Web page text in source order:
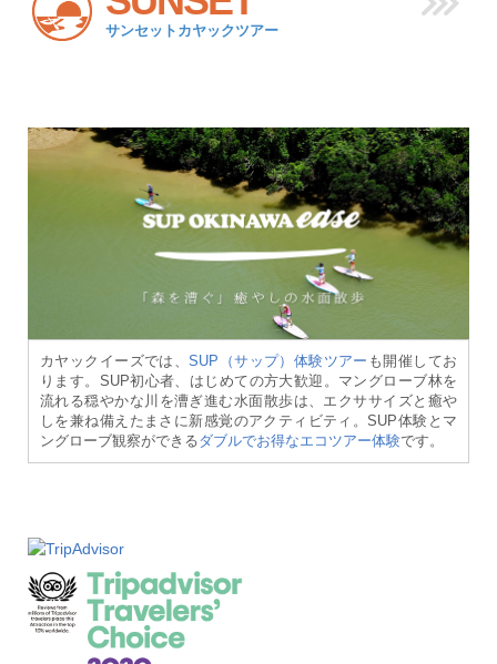
サンセットカヤックツアー
カヤックイーズでは、SUP（サップ）体験ツアー も開催してお
ります。SUP初心者、はじめての方大歓迎。マングローブ林を
流れる穏やかな川を漕ぎ進む水面散歩は、エクササイズと癒や
しを兼ね備えたまさに新感覚のアクティビティ。SUP体験とマ
ングローブ観察ができるダブルでお得なエコツアー体験です。